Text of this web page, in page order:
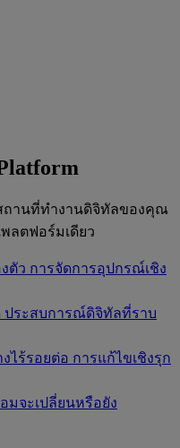
ถานที่ทำงานดิจิทัลของคุณ
ลตฟอร์มเดียว
ตัว การจัดการอุปกรณ์เชิง
ประสบการณ์ดิจิทัลที่ราบ
ไร้รอยต่อ การแก้ไขเชิงรุก
มจะเปลี่ยนหรือยัง